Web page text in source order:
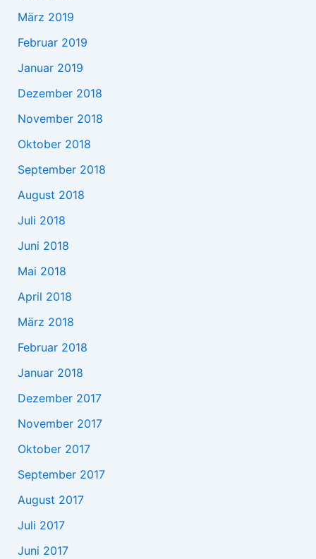
März 2019
Februar 2019
Januar 2019
Dezember 2018
November 2018
Oktober 2018
September 2018
August 2018
Juli 2018
Juni 2018
Mai 2018
April 2018
März 2018
Februar 2018
Januar 2018
Dezember 2017
November 2017
Oktober 2017
September 2017
August 2017
Juli 2017
Juni 2017